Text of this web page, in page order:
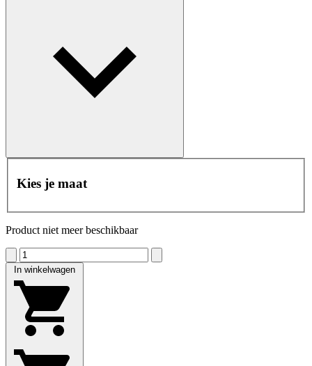
Kies je maat
Product niet meer beschikbaar
In winkelwagen